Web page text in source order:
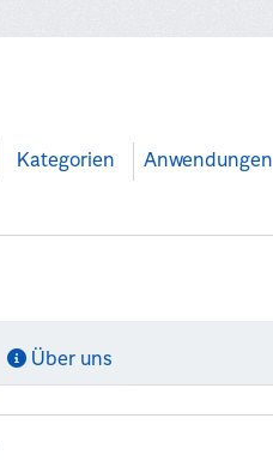
Kategorien Anwendungen
Über uns